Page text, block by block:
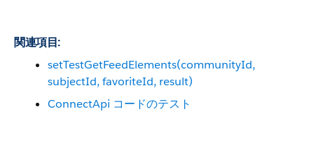
関連項目:
setTestGetFeedElements(communityId,
subjectId, favoriteId, result)
ConnectApi コードのテスト